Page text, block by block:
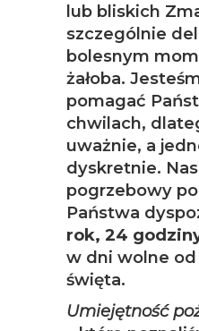
lub bliskich
szczególnie
bolesnym
żałoba.
pomagać
chwilach,
uważnie, a
dyskretnie.
pogrzebowy
Państwa
rok, 24
w dni wolne
święta.
Umiejętność